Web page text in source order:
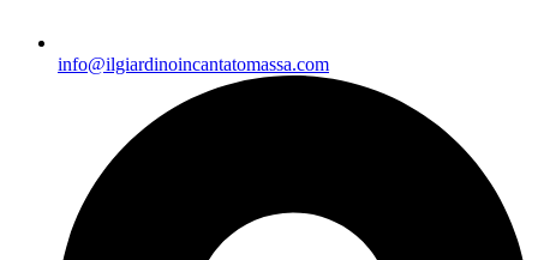
info@ilgiardinoincantatomassa.com